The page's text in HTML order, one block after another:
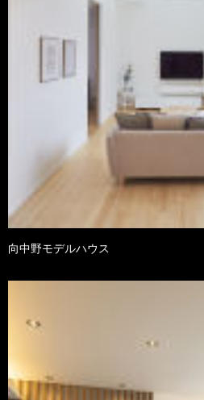
向中野モデルハウス